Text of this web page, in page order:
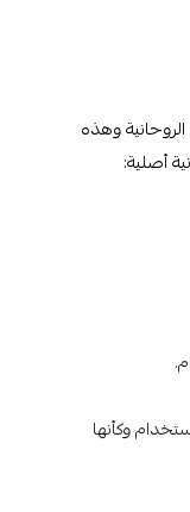
وهذه
أصلية:
وكأنها